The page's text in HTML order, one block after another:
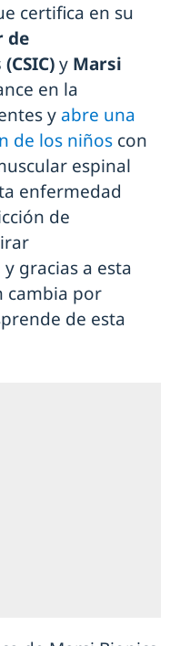
certifica en su
de
y Marsi
en la
y abre una
de los niños con
espinal
enfermedad
de
gracias a esta
cambia por
de esta